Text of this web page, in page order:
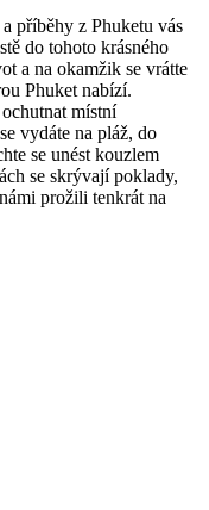
příběhy‌ z Phuketu vás
do tohoto ‍krásného
‍a na okamžik se vrátte
Phuket nabízí.
místní
vydáte na pláž, do
se unést kouzlem
se skrývají poklady,
prožili tenkrát na